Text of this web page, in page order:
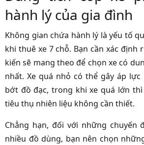
hành lý của gia đình
Không gian chứa hành lý là yếu tố
khi thuê xe 7 chỗ. Bạn cần xác định
kiến sẽ mang theo để chọn xe có
nhất. Xe quá nhỏ có thể gây áp
bớt đồ đạc, trong khi xe quá lớn
tiêu thụ nhiên liệu không cần thiết.
Chẳng hạn, đối với những chuyến
nhiều đồ dùng, bạn nên chọn